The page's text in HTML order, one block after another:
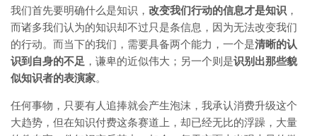
我们首先要明确什么是知识， 改变我们行动的信息才是知识 ，
而诸多我们认为的知识却不过只是条信息，因为无法改变我们
的行动。而当下的我们，需要具备两个能力，一个是清晰的认
识到自身的不足 ，谦卑的近似伟大；另一个则是识别出那些貌
似知识者的表演家。
任何事物，只要有人追捧就会产生泡沫，我承认消费升级这个
大趋势，但在知识付费这条赛道上，却已经无比的浮躁，大量